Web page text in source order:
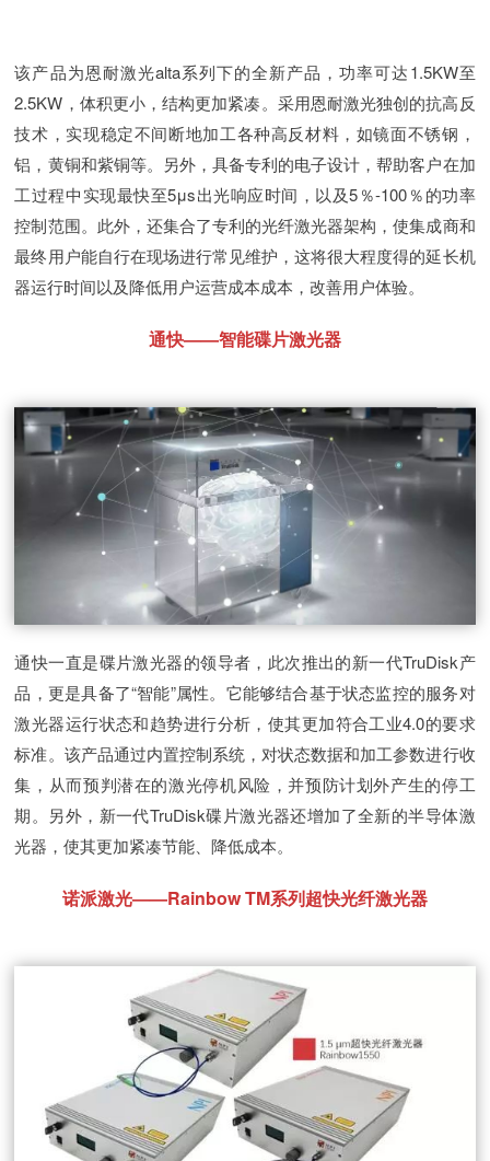
该产品为恩耐激光alta系列下的全新产品，功率可达1.5KW至
2.5KW，体积更小，结构更加紧凑。采用恩耐激光独创的抗高反
技术，实现稳定不间断地加工各种高反材料，如镜面不锈钢，
铝，黄铜和紫铜等。另外，具备专利的电子设计，帮助客户在加
工过程中实现最快至5μs出光响应时间，以及5％-100％的功率
控制范围。此外，还集合了专利的光纤激光器架构，使集成商和
最终用户能自行在现场进行常见维护，这将很大程度得的延长机
器运行时间以及降低用户运营成本成本，改善用户体验。
通快——智能碟片激光器
通快一直是碟片激光器的领导者，此次推出的新一代TruDisk产
品，更是具备了“智能”属性。它能够结合基于状态监控的服务对
激光器运行状态和趋势进行分析，使其更加符合工业4.0的要求
标准。该产品通过内置控制系统，对状态数据和加工参数进行收
集，从而预判潜在的激光停机风险，并预防计划外产生的停工
期。另外，新一代TruDisk碟片激光器还增加了全新的半导体激
光器，使其更加紧凑节能、降低成本。
诺派激光——Rainbow TM系列超快光纤激光器